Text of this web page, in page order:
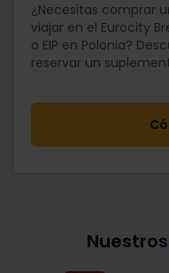
¿Necesitas comprar
viajar en el Eurocity
o EIP en Polonia?
reservar un